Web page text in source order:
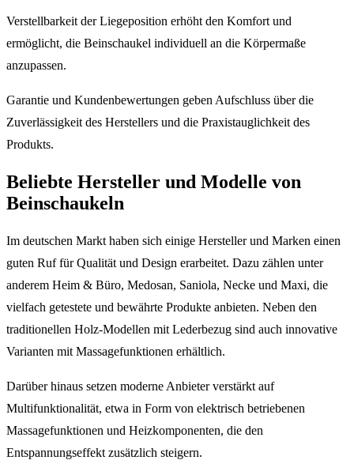
Verstellbarkeit der Liegeposition erhöht den Komfort und
ermöglicht, die Beinschaukel individuell an die Körpermaße
anzupassen.
Garantie und Kundenbewertungen geben Aufschluss über die
Zuverlässigkeit des Herstellers und die Praxistauglichkeit des
Produkts.
Beliebte Hersteller und Modelle von
Beinschaukeln
Im deutschen Markt haben sich einige Hersteller und Marken einen
guten Ruf für Qualität und Design erarbeitet. Dazu zählen unter
anderem Heim & Büro, Medosan, Saniola, Necke und Maxi, die
vielfach getestete und bewährte Produkte anbieten. Neben den
traditionellen Holz-Modellen mit Lederbezug sind auch innovative
Varianten mit Massagefunktionen erhältlich.
Darüber hinaus setzen moderne Anbieter verstärkt auf
Multifunktionalität, etwa in Form von elektrisch betriebenen
Massagefunktionen und Heizkomponenten, die den
Entspannungseffekt zusätzlich steigern.